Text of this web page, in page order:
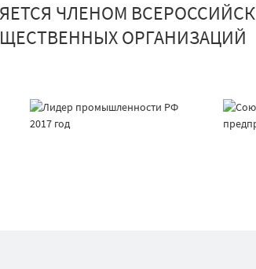
ЧЛЕНОМ
ОРГАНИЗАЦИЙ